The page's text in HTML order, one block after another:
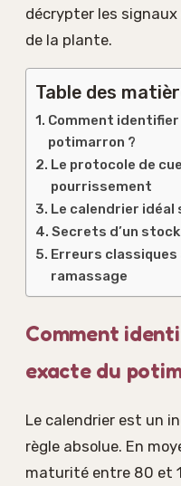
décrypter les
de la plante.
Table des
Comment
potimarron ?
Le protocole de
pourrissement
Le calendrier idéal
Secrets d’un
Erreurs classiques
ramassage
Comment
exacte du
Le calendrier est un
règle absolue. En
maturité entre 80 et